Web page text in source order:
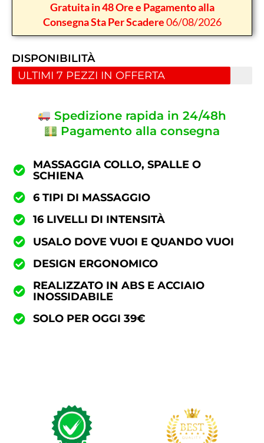
Gratuita in 48 Ore e Pagamento alla
Consegna Sta Per Scadere06/08/2026
DISPONIBILITÀ
ULTIMI 7 PEZZI IN OFFERTA
Spedizione rapida in 24/48h
Pagamento alla consegna
MASSAGGIA COLLO, SPALLE O
SCHIENA
6 TIPI DI MASSAGGIO
16 LIVELLI DI INTENSITÀ
USALO DOVE VUOI E QUANDO VUOI
DESIGN ERGONOMICO
REALIZZATO IN ABS E ACCIAIO
INOSSIDABILE
SOLO PER OGGI 39€